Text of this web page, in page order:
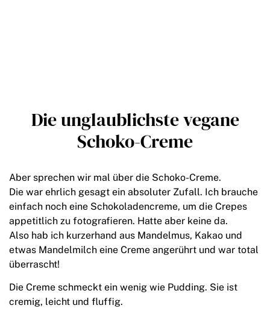
Die unglaublichste vegane
Schoko-Creme
Aber sprechen wir mal über die Schoko-Creme.
Die war ehrlich gesagt ein absoluter Zufall. Ich brauche
einfach noch eine Schokoladencreme, um die Crepes
appetitlich zu fotografieren. Hatte aber keine da.
Also hab ich kurzerhand aus Mandelmus, Kakao und
etwas Mandelmilch eine Creme angerührt und war total
überrascht!
Die Creme schmeckt ein wenig wie Pudding. Sie ist
cremig, leicht und fluffig.